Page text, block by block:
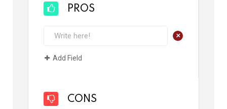
PROS
+
Add Field
CONS